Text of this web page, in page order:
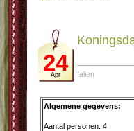
24
Apr falien
Algemene gegevens:
Aantal personen: 4